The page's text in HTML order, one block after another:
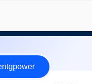
8615074989773